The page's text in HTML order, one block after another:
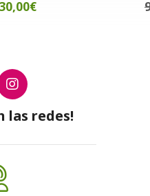
30,00€
las redes!